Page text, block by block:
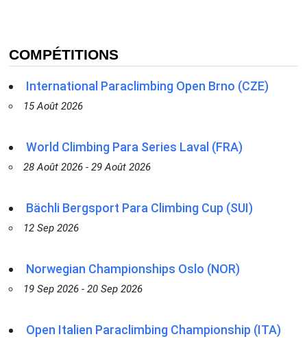
COMPÉTITIONS
International Paraclimbing Open Brno (CZE)
15 Août 2026
World Climbing Para Series Laval (FRA)
28 Août 2026 - 29 Août 2026
Bächli Bergsport Para Climbing Cup (SUI)
12 Sep 2026
Norwegian Championships Oslo (NOR)
19 Sep 2026 - 20 Sep 2026
Open Italien Paraclimbing Championship (ITA)